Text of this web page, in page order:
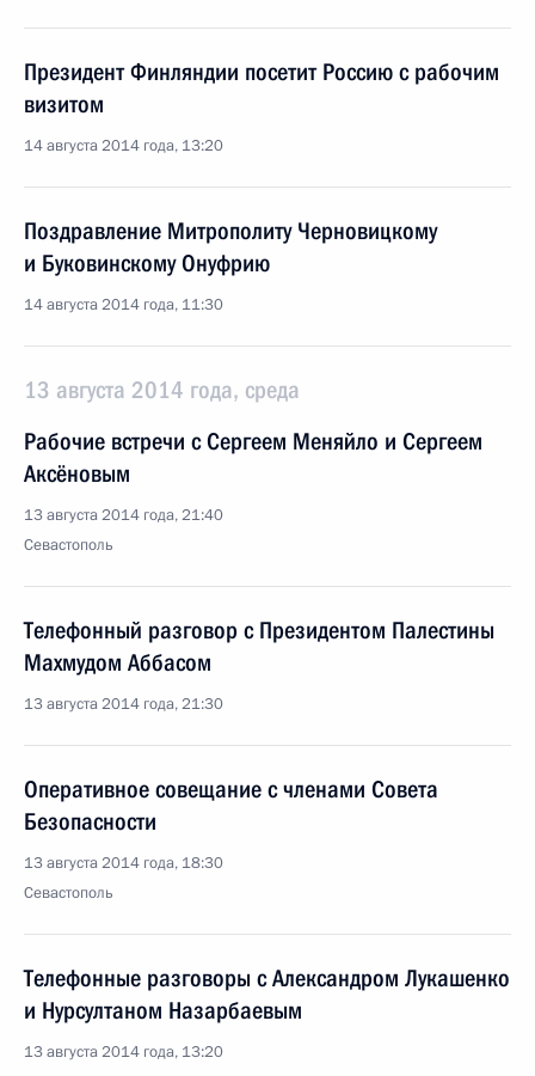
Президент Финляндии посетит Россию с рабочим
визитом
14 августа 2014 года, 13:20
Поздравление Митрополиту Черновицкому
и Буковинскому Онуфрию
14 августа 2014 года, 11:30
13 августа 2014 года, среда
Рабочие встречи с Сергеем Меняйло и Сергеем
Аксёновым
13 августа 2014 года, 21:40
Севастополь
Телефонный разговор с Президентом Палестины
Махмудом Аббасом
13 августа 2014 года, 21:30
Оперативное совещание с членами Совета
Безопасности
13 августа 2014 года, 18:30
Севастополь
Телефонные разговоры с Александром Лукашенко
и Нурсултаном Назарбаевым
13 августа 2014 года, 13:20